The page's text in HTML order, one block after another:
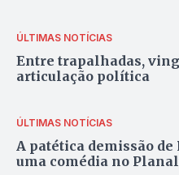
ÚLTIMAS NOTÍCIAS
Entre trapalhadas,
articulação política
ÚLTIMAS NOTÍCIAS
A patética demissão de
uma comédia no